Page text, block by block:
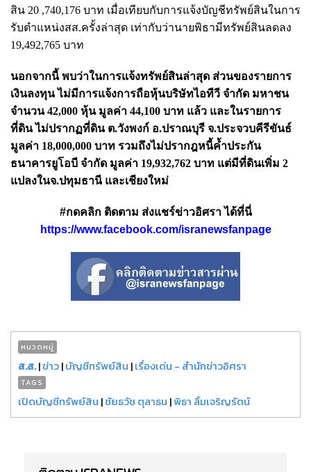
สิน 20 ,740,176 บาท เมื่อเทียบกับการแจ้งบัญชีทรัพย์สินในการ
รับตำแหน่งสส.ครั้งล่าสุด เท่ากับว่านายพิธามีทรัพย์สินลดลง
19,492,765 บาท
นอกจากนี้ พบว่าในการแจ้งทรัพย์สินล่าสุด ส่วนของรายการ
เงินลงทุน ไม่มีการแจ้งการถือหุ้นบริษัทไอทีวี จำกัด มหาชน
จำนวน 42,000 หุ้น มูลค่า 44,100 บาท แล้ว และในรายการ
ที่ดิน ไม่ปรากฏที่ดิน ต.วังพงก์ อ.ปราณบุรี จ.ประจวบคีรีขันธ์
มูลค่า 18,000,000 บาท รวมถึงไม่ปรากฎหนี้ค้ำประกัน
ธนาคารยูโอบี จำกัด มูลค่า 19,932,762 บาท แต่มีที่ดินเพิ่ม 2
แปลงในจ.ปทุมธานี และเชียงใหม่
#กดคลิก ติดตาม ส่งแชร์ข่าวอิศรา ได้ที่นี่
https://www.facebook.com/isranewsfanpage
หมวดหมู่
ส.ส.|ข่าว|บัญชีทรัพย์สิน |เรื่องเด่น - สำนักข่าวอิศรา
TAGS
เปิดบัญชีทรัพย์สิน |ชัยธวัช ตุลาธน |พิธา ลิ้มเจริญรัตน์